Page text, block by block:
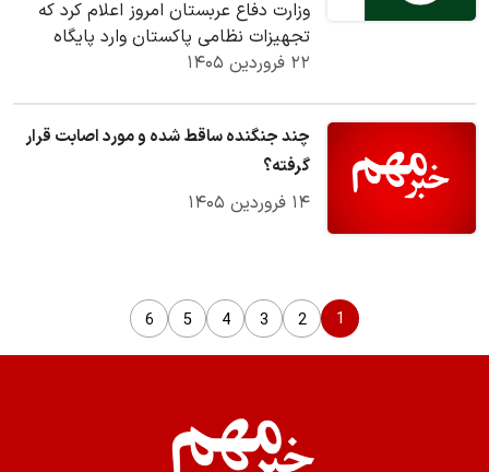
وزارت دفاع عربستان امروز اعلام کرد که
تجهیزات نظامی پاکستان وارد پایگاه
هوایی ملک عبدالعزیز در منطقه الشرقیه
۲۲ فروردین ۱۴۰۵
چند جنگنده‌ ساقط شده و مورد اصابت قرار
گرفته؟
۱۴ فروردین ۱۴۰۵
1
2
3
4
5
6